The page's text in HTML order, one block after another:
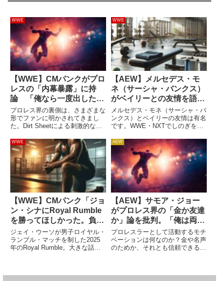
WWE
【WWE】CMパンクがプロ
レスの「内幕暴露」に持
論 「俺なら一度出した歯
磨き粉をチューブに戻せ
る」
プロレス界の裏側は、さまざまな
形でファンに明かされてきまし
た。Dirt Sheetによる刺激的な報
露、映画などの媒体で明かされる
真実、そしてNetflix番組「WWE:
"壮大なるドラマ"の裏側」のよう
に、業界...
WWE
【AEW】メルセデス・モ
ネ（サーシャ・バンクス）
がベイリーとの友情を語
る。「親友だからこそ、2
人で最高の試合をできた」
メルセデス・モネ（サーシャ・バ
ンクス）とベイリーの友情は有名
です。WWE・NXTでしのぎを削
リング上のみならずプライベート
でもとても仲良し。モネが新日本
プロレスやAEWへ参戦する節目
節目でベイリーが現地まで駆け...
WWE
【WWE】CMパンク「ジョ
ン・シナにRoyal Rumble
を勝ってほしかった。負け
るのは価値のあることだ」
ジェイ・ウーソが男子ロイヤル・
ランブル・マッチを制した2025
年のRoyal Rumble。大きな話題
AEW
【AEW】サモア・ジョー
がプロレス界の「金か友達
か」論を批判。「俺は両方
手に入れたぞ」
プロレスラーとして活動するモチ
ベーションは何なのか？金や名声
のためか、それとも信頼できる仲